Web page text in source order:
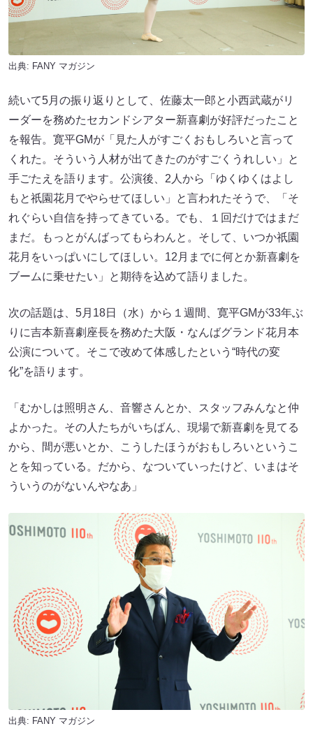
出典: FANY マガジン
続いて5月の振り返りとして、佐藤太一郎と小西武蔵がリ
ーダーを務めたセカンドシアター新喜劇が好評だったこと
を報告。寛平GMが「見た人がすごくおもしろいと言って
くれた。そういう人材が出てきたのがすごくうれしい」と
手ごたえを語ります。公演後、2人から「ゆくゆくはよし
もと祇園花月でやらせてほしい」と言われたそうで、「そ
れぐらい自信を持ってきている。でも、１回だけではまだ
まだ。もっとがんばってもらわんと。そして、いつか祇園
花月をいっぱいにしてほしい。12月までに何とか新喜劇を
ブームに乗せたい」と期待を込めて語りました。
次の話題は、5月18日（水）から１週間、寛平GMが33年ぶ
りに吉本新喜劇座長を務めた大阪・なんばグランド花月本
公演について。そこで改めて体感したという“時代の変
化”を語ります。
「むかしは照明さん、音響さんとか、スタッフみんなと仲
よかった。その人たちがいちばん、現場で新喜劇を見てる
から、間が悪いとか、こうしたほうがおもしろいというこ
とを知っている。だから、なついていったけど、いまはそ
ういうのがないんやなあ」
出典: FANY マガジン